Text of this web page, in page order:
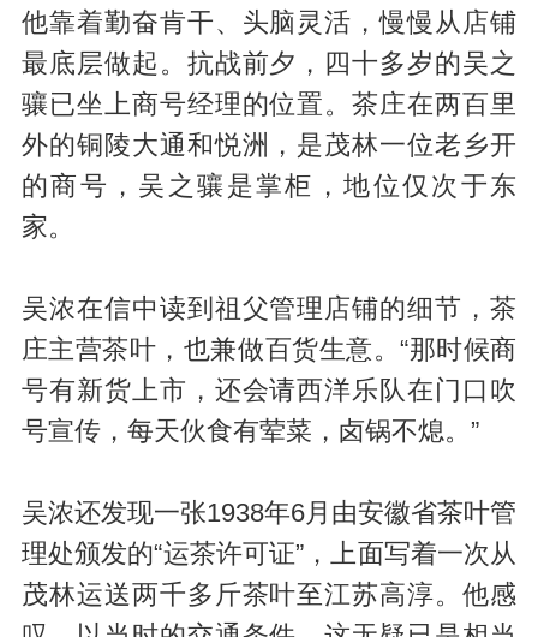
他靠着勤奋肯干、头脑灵活，慢慢从店铺
最底层做起。抗战前夕，四十多岁的吴之
骧已坐上商号经理的位置。茶庄在两百里
外的铜陵大通和悦洲，是茂林一位老乡开
的商号，吴之骧是掌柜，地位仅次于东
家。
吴浓在信中读到祖父管理店铺的细节，茶
庄主营茶叶，也兼做百货生意。“那时候商
号有新货上市，还会请西洋乐队在门口吹
号宣传，每天伙食有荤菜，卤锅不熄。”
吴浓还发现一张1938年6月由安徽省茶叶管
理处颁发的“运茶许可证”，上面写着一次从
茂林运送两千多斤茶叶至江苏高淳。他感